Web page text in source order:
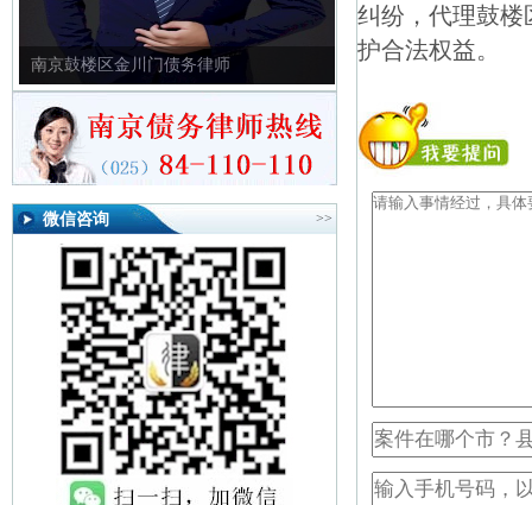
南京鼓楼区金川门债权债务律师
微信咨询 >>
纠纷，代理鼓楼
护合法权益。